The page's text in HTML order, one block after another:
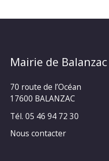
Mairie de Balanzac
70 route de l’Océan
17600 BALANZAC
Tél. 05 46 94 72 30
Nous contacter